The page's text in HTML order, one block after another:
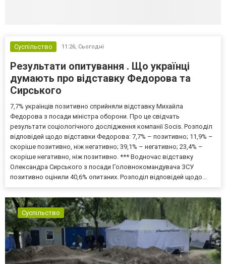
Суспільство 11:26, Сьогодні
Результати опитування . Що українці
думають про відставку Федорова та
Сирського
7,7% українців позитивно сприйняли відставку Михайла
Федорова з посади міністра оборони. Про це свідчать
результати соціологічного дослідження компанії Socis. Розподіл
відповідей щодо відставки Федорова: 7,7% – позитивно; 11,9% –
скоріше позитивно, ніж негативно; 39,1% – негативно; 23,4% –
скоріше негативно, ніж позитивно. *** Водночас відставку
Олександра Сирського з посади Головнокомандувача ЗСУ
позитивно оцінили 40,6% опитаних. Розподіл відповідей щодо...
Суспільство